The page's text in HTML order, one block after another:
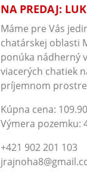
NA PREDAJ:
Máme pre Vás
chatárskej oblasti
ponúka nádherný
viacerých chatiek
príjemnom
Kúpna cena:
Výmera pozemku:
+421 902 201 103